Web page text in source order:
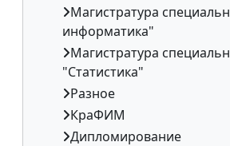
Магистратура
информатика"
Магистратура
"Статистика"
Разное
КраФИМ
Дипломирование